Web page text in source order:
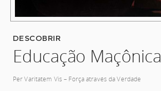
DESCOBRIR
Educação Maçônica
Per Varitatem Vis – Força através da Verdade